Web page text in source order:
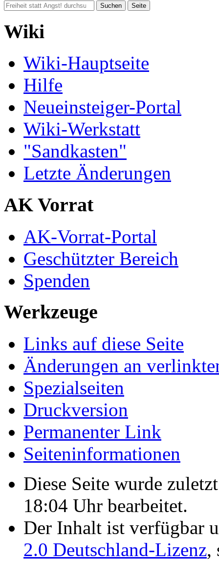
Wiki
Wiki-Hauptseite
Hilfe
Neueinsteiger-Portal
Wiki-Werkstatt
"Sandkasten"
Letzte Änderungen
AK Vorrat
AK-Vorrat-Portal
Geschützter Bereich
Spenden
Werkzeuge
Links auf diese Seite
Änderungen an
Spezialseiten
Druckversion
Permanenter Link
Seiten­­informationen
Diese Seite wurde
18:04 Uhr bearbeitet.
Der Inhalt ist verfügbar
2.0 Deutschland-Lizenz,